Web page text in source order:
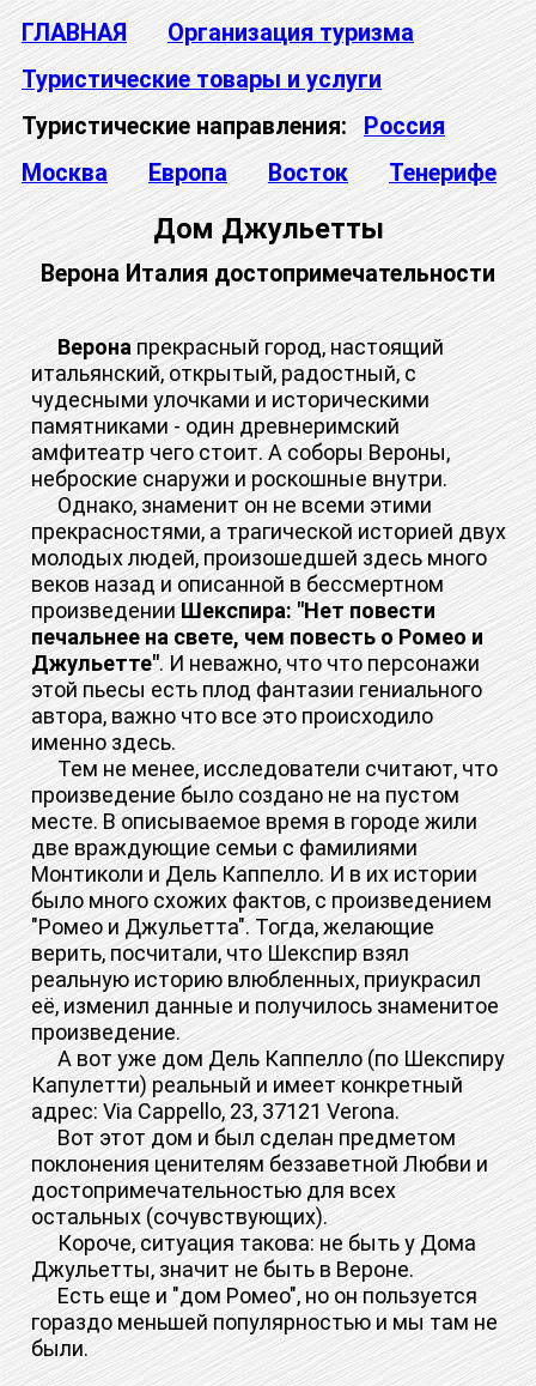
ГЛАВНАЯ
Организация туризма
Туристические товары и услуги
Туристические направления:
Россия
Москва
Европа Восток Тенерифе
Дом Джульетты
Верона Италия достопримечательности
Веронапрекрасный город, настоящий
итальянский, открытый, радостный, с
чудесными улочками и историческими
памятниками - один древнеримский
амфитеатр чего стоит. А соборы Вероны,
неброские снаружи и роскошные внутри.
Однако, знаменит он не всеми этими
прекрасностями, а трагической историей двух
молодых людей, произошедшей здесь много
веков назад и описанной в бессмертном
произведенииШекспира: "Нет повести
печальнее на свете, чем повесть о Ромео и
Джульетте". И неважно, что что персонажи
этой пьесы есть плод фантазии гениального
автора, важно что все это происходило
именно здесь.
Тем не менее, исследователи считают, что
произведение было создано не на пустом
месте. В описываемое время в городе жили
две враждующие семьи с фамилиями
Монтиколи и Дель Каппелло. И в их истории
было много схожих фактов, с произведением
"Ромео и Джульетта". Тогда, желающие
верить, посчитали, что Шекспир взял
реальную историю влюбленных, приукрасил
её, изменил данные и получилось знаменитое
произведение.
А вот уже дом Дель Каппелло (по Шекспиру
Капулетти) реальный и имеет конкретный
адрес: Via Cappello, 23, 37121 Verona.
Вот этот дом и был сделан предметом
поклонения ценителям беззаветной Любви и
достопримечательностью для всех
остальных (сочувствующих).
Короче, ситуация такова: не быть у Дома
Джульетты, значит не быть в Вероне.
Есть еще и "дом Ромео", но он пользуется
гораздо меньшей популярностью и мы там не
были.